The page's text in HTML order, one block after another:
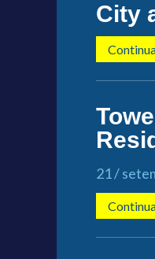
City
21 /